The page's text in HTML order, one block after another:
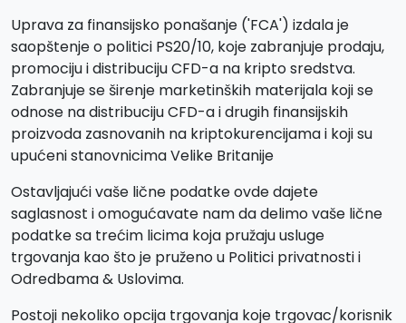
Uprava za finansijsko ponašanje ('FCA') izdala je
saopštenje o politici PS20/10, koje zabranjuje prodaju,
promociju i distribuciju CFD-a na kripto sredstva.
Zabranjuje se širenje marketinških materijala koji se
odnose na distribuciju CFD-a i drugih finansijskih
proizvoda zasnovanih na kriptokurencijama i koji su
upućeni stanovnicima Velike Britanije
Ostavljajući vaše lične podatke ovde dajete
saglasnost i omogućavate nam da delimo vaše lične
podatke sa trećim licima koja pružaju usluge
trgovanja kao što je pruženo u Politici privatnosti i
Odredbama & Uslovima.
Postoji nekoliko opcija trgovanja koje trgovac/korisnik